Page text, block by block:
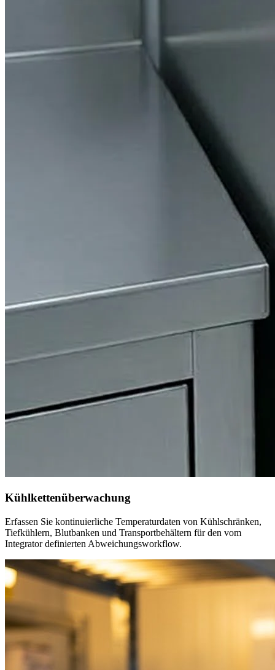
Kühlkettenüberwachung
Erfassen Sie kontinuierliche Temperaturdaten von Kühlschränken,
Tiefkühlern, Blutbanken und Transportbehältern für den vom
Integrator definierten Abweichungsworkflow.